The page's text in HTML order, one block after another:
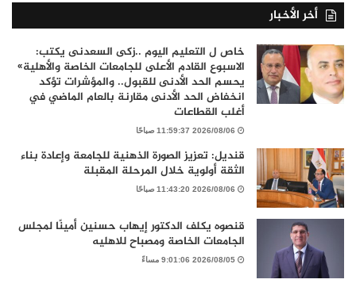
أخر الأخبار
خاص ل التعليم اليوم ..زكى السعدنى يكتب:
الاسبوع القادم الأعلى للجامعات الخاصة والأهلية»
يحسم الحد الأدنى للقبول.. والمؤشرات تؤكد
انخفاض الحد الأدنى مقارنة بالعام الماضي في
أغلب القطاعات
2026/08/06 11:59:37 صباحًا
قنديل: تعزيز الصورة الذهنية للجامعة وإعادة بناء
الثقة أولوية خلال المرحلة المقبلة
2026/08/06 11:43:20 صباحًا
قنصوه يكلف الدكتور إيهاب حسنين أمينًا لمجلس
الجامعات الخاصة ومصباح للاهليه
2026/08/05 9:01:06 مساءً